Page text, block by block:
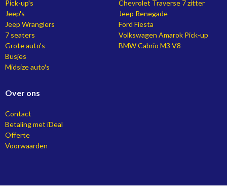
Pick-up's
Jeep's
Jeep Wranglers
7 seaters
Grote auto's
Busjes
Midsize auto's
Chevrolet Traverse 7 zitter
Jeep Renegade
Ford Fiesta
Volkswagen Amarok Pick-up
BMW Cabrio M3 V8
Over ons
Contact
Betaling met iDeal
Offerte
Voorwaarden